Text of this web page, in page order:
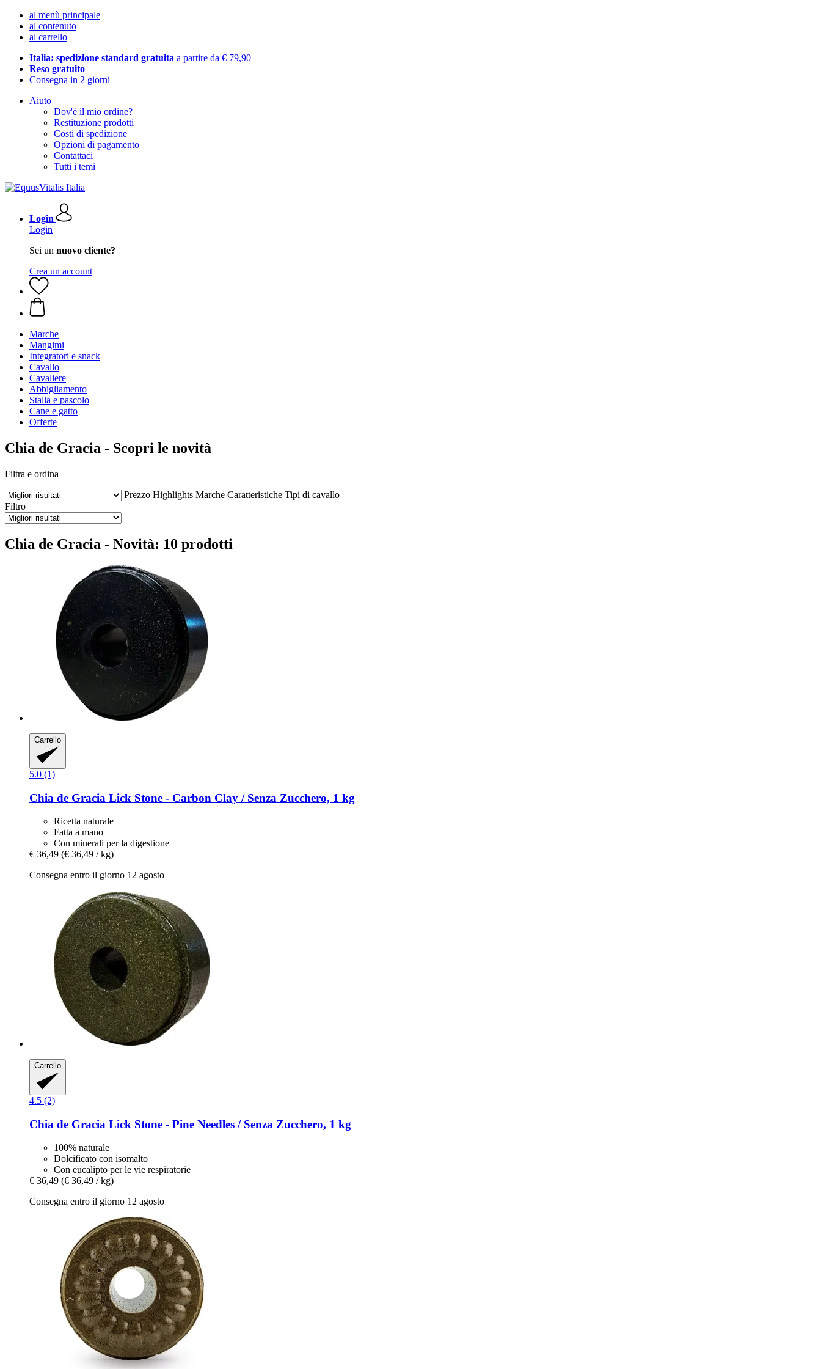
al menù principale
al contenuto
al carrello
Italia: spedizione standard gratuita a partire da € 79,90
Reso gratuito
Consegna in 2 giorni
Aiuto
Dov'è il mio ordine?
Restituzione prodotti
Costi di spedizione
Opzioni di pagamento
Contattaci
Tutti i temi
Login
Login
Sei un nuovo cliente?
Crea un account
Marche
Mangimi
Integratori e snack
Cavallo
Cavaliere
Abbigliamento
Stalla e pascolo
Cane e gatto
Offerte
Chia de Gracia - Scopri le novità
Filtra e ordina
Prezzo Highlights Marche Caratteristiche Tipi di cavallo
Filtro
Chia de Gracia - Novità: 10 prodotti
Carrello
5.0 (1)
Chia de Gracia Lick Stone -​ Carbon Clay / Senza Zucchero, 1 kg
Ricetta naturale
Fatta a mano
Con minerali per la digestione
€ 36,49 (€ 36,49 / kg)
Consegna entro il giorno 12 agosto
Carrello
4.5 (2)
Chia de Gracia Lick Stone -​ Pine Needles / Senza Zucchero, 1 kg
100% naturale
Dolcificato con isomalto
Con eucalipto per le vie respiratorie
€ 36,49 (€ 36,49 / kg)
Consegna entro il giorno 12 agosto